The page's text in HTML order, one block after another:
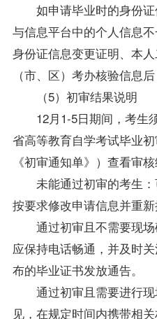
如申请毕业时的身份
与信息平台中的个人信息
身份证信息变更证明、本
（市、区）考办核验信息
（5）初审结果说明
12月1-5日期间，考生
省高等教育自学考试毕业
《初审通知单》）查看审核
未能通过初审的考生
按要求修改申请信息并重新
通过初审且不需要现
应保持电话畅通，并及时
布的毕业证书发放通告。
通过初审且需要进行
见，在规定时间内携带相